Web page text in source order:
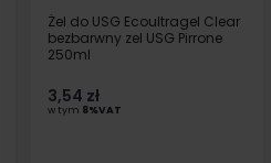
Żel do USG Ecoultragel Clear
bezbarwny zel USG Pirrone
250ml
3,54 zł
w tym 8%VAT